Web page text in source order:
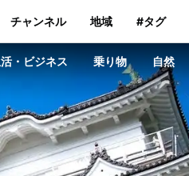
チャンネル 地域 #タグ
・ビジネス 乗り物 自然